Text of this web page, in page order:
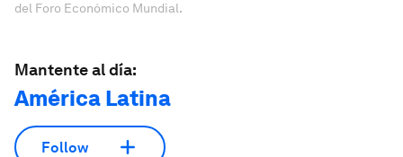
del Foro Económico Mundial.
Mantente al día:
América Latina
Follow